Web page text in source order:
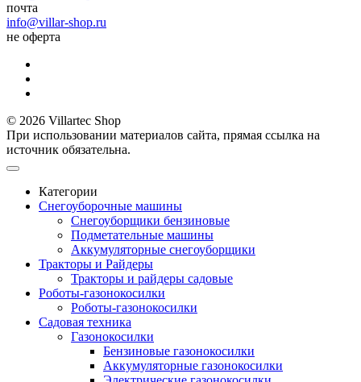
почта
info@villar-shop.ru
не оферта
© 2026 Villartec Shop
При использовании материалов сайта, прямая ссылка на
источник обязательна.
Категории
Снегоуборочные машины
Снегоуборщики бензиновые
Подметательные машины
Аккумуляторные снегоуборщики
Тракторы и Райдеры
Тракторы и райдеры садовые
Роботы-газонокосилки
Роботы-газонокосилки
Садовая техника
Газонокосилки
Бензиновые газонокосилки
Аккумуляторные газонокосилки